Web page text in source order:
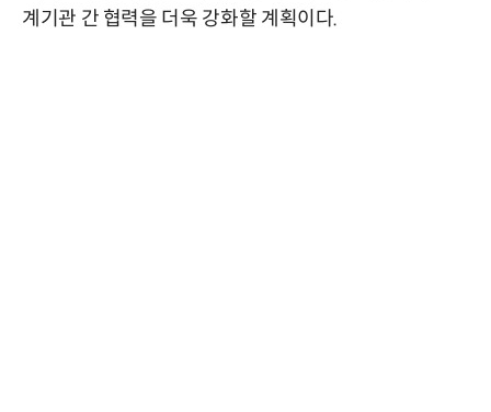
계기관 간 협력을 더욱 강화할 계획이다.